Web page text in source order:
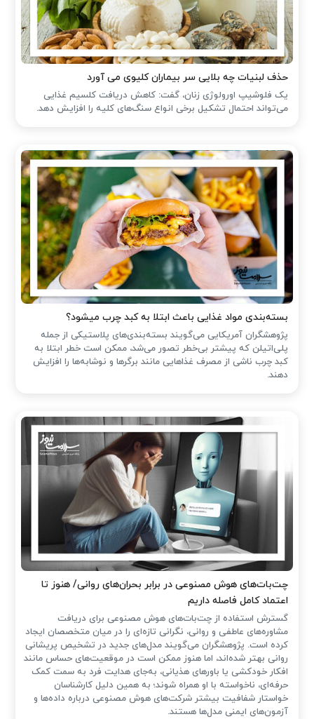
حذف لبنیات چه بلایی سر بیماران کلیوی می آورد
یک فلوشیپ اورولوژی زنان، گفت: کاهش دریافت کلسیم غذایی
می‌تواند احتمال تشکیل برخی انواع سنگ‌های کلیه را افزایش دهد.
بسته‌بندی مواد غذایی باعث ابتلا به کبد چرب میشود؟
پژوهشگران آمریکایی می‌گویند بسته‌بندی‌های پلاستیکی از جمله
پلی‌اتیلن که پیشتر بی‌خطر تصور می‌شد، ممکن است خطر ابتلا به
کبد چرب ناشی از مصرف غذاهایی مانند برگرها و نوشابه‌ها را افزایش
دهند.
چت‌بات‌های هوش مصنوعی در برابر بحران‌های روانی/ هنوز تا
اعتماد کامل فاصله داریم
گسترش استفاده از چت‌بات‌های هوش مصنوعی برای دریافت
مشاوره‌های عاطفی و روانی، نگرانی تازه‌ای را در میان متخصصان ایجاد
کرده است. پژوهشگران می‌گویند مدل‌های جدید در تشخیص پریشانی
روانی بهتر شده‌اند، اما هنوز ممکن است در موقعیت‌های حساس مانند
افکار خودکشی یا باورهای هذیانی، به‌جای هدایت فرد به سمت کمک
حرفه‌ای، ناخواسته با او همراه شوند؛ به همین دلیل کارشناسان
خواستار شفافیت بیشتر شرکت‌های هوش مصنوعی درباره داده‌ها و
آزمون‌های ایمنی مدل‌ها هستند.